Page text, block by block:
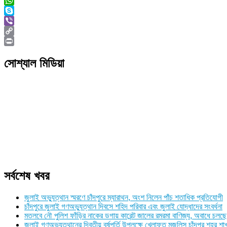
WhatsApp
Skype
Viber
Copy
সোশ্যাল মিডিয়া
সর্বশেষ খবর
জুলাই অভ্যুত্থান স্মরণে চাঁদপুরে ম্যারাথন, অংশ নিলেন পাঁচ শতাধিক প্রতিযোগী
চাঁদপুরে জুলাই গণঅভ্যুত্থান দিবসে শহিদ পরিবার এবং জুলাই যোদ্ধাদের সংবর্ধনা
মতলবে নৌ পুলিশ ফাঁড়ির নাকের ডগায় কারেন্ট জালের রমরমা বাণিজ্য, অবাধে
জুলাই গণঅভ্যুত্থানের দ্বিতীয় বর্ষপূর্তি উপলক্ষে খেলাফত মজলিস চাঁদপুর শহর